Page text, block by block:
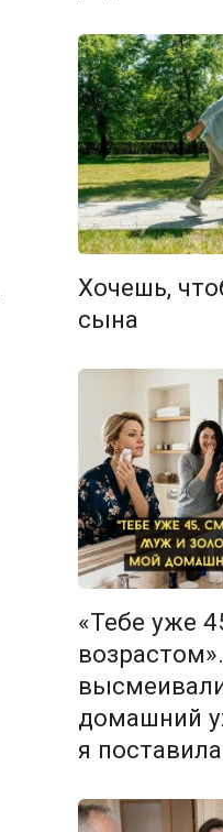
Хочешь,
сына
«Тебе уже
домашний
я